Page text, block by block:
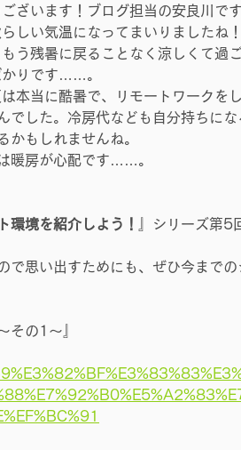
ざいます！ブログ担当の安良川です
しい気温になってまいりましたね！
もう残暑に戻ることなく涼しくて過
かりです……。
本当に酷暑で、リモートワークを
でした。冷房代なども自分持ちに
かもしれませんね。
暖房が心配です……。
環境を紹介しよう！ 』シリーズ第5
で思い出すためにも、ぜひ今まで
その1～』